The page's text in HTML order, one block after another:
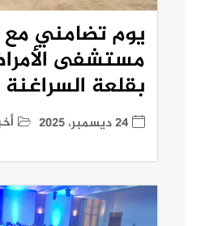
يوم تضامني مع
مستشفى
بقلعة السراغنة
24 ديسمبر، 2025